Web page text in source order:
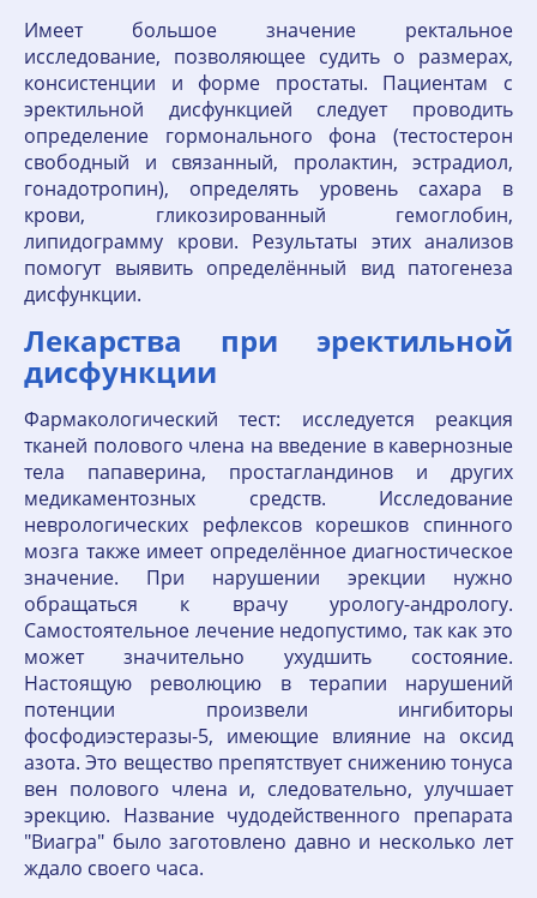
Имеет большое значение ректальное
исследование, позволяющее судить о размерах,
консистенции и форме простаты. Пациентам с
эректильной дисфункцией следует проводить
определение гормонального фона (тестостерон
свободный и связанный, пролактин, эстрадиол,
гонадотропин), определять уровень сахара в
крови, гликозированный гемоглобин,
липидограмму крови. Результаты этих анализов
помогут выявить определённый вид патогенеза
дисфункции.
Лекарства при эректильной
дисфункции
Фармакологический тест: исследуется реакция
тканей полового члена на введение в кавернозные
тела папаверина, простагландинов и других
медикаментозных средств. Исследование
неврологических рефлексов корешков спинного
мозга также имеет определённое диагностическое
значение. При нарушении эрекции нужно
обращаться к врачу урологу-андрологу.
Самостоятельное лечение недопустимо, так как это
может значительно ухудшить состояние.
Настоящую революцию в терапии нарушений
потенции произвели ингибиторы
фосфодиэстеразы-5, имеющие влияние на оксид
азота. Это вещество препятствует снижению тонуса
вен полового члена и, следовательно, улучшает
эрекцию. Название чудодейственного препарата
"Виагра" было заготовлено давно и несколько лет
ждало своего часа.